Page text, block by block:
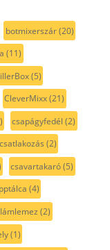
botmixerszár(20)
(11)
(5)
CleverMixx(21)
csapágyfedél (2)
csatlakozás (2)
csavartakaró(5)
(4)
(2)
(1)